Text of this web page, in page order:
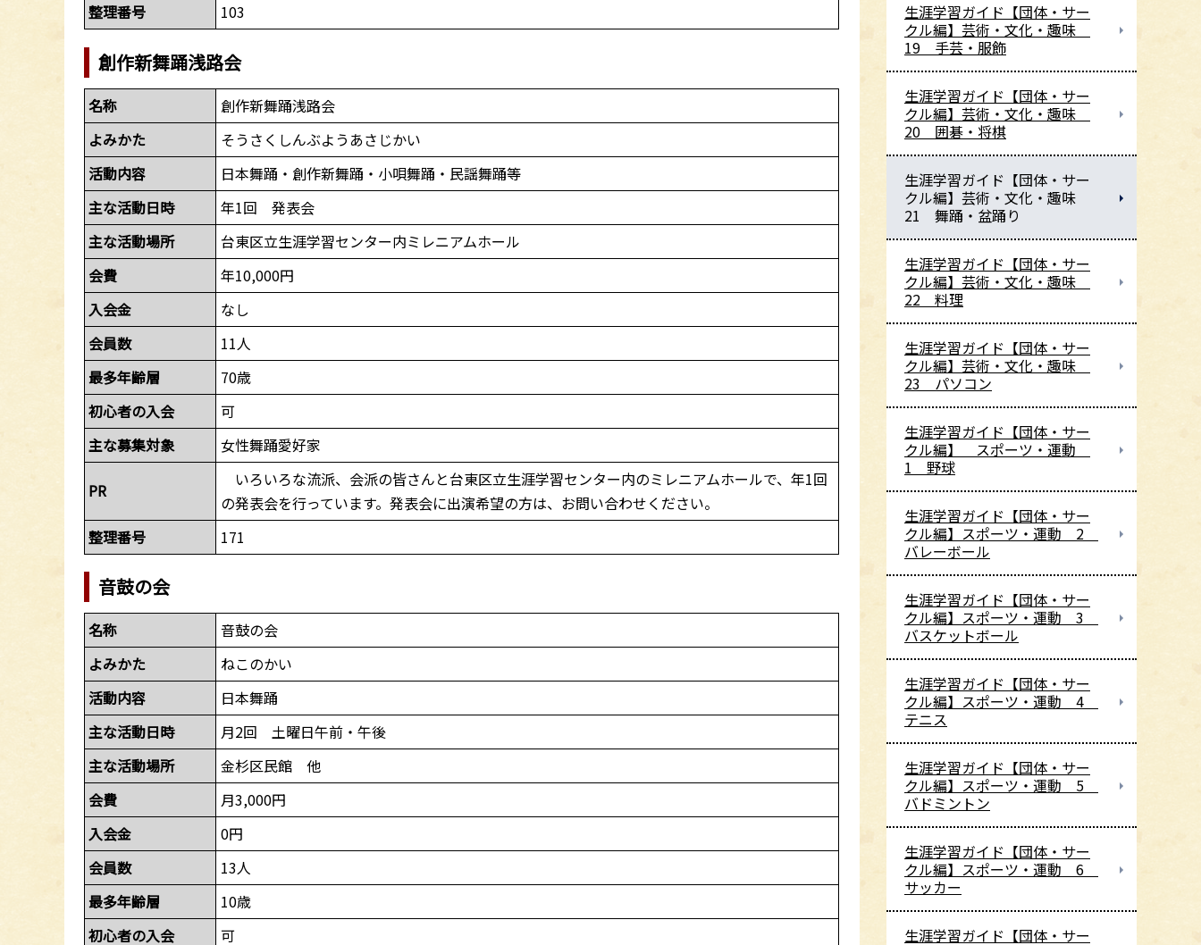
整理番号
103
創作新舞踊浅路会
名称
創作新舞踊浅路会
よみかた
そうさくしんぶようあさじかい
活動内容
日本舞踊・創作新舞踊・小唄舞踊・民謡舞踊等
主な活動日時
年1回 発表会
主な活動場所
台東区立生涯学習センター内ミレニアムホール
会費
年10,000円
入会金
なし
会員数
11人
最多年齢層
70歳
初心者の入会
可
主な募集対象
女性舞踊愛好家
PR
いろいろな流派、会派の皆さんと台東区立生涯学習センター内のミレニアムホールで、年1回
の発表会を行っています。発表会に出演希望の方は、お問い合わせください。
整理番号
171
音鼓の会
名称
音鼓の会
よみかた
ねこのかい
活動内容
日本舞踊
主な活動日時
月2回 土曜日午前・午後
主な活動場所
金杉区民館 他
会費
月3,000円
入会金
0円
会員数
13人
最多年齢層
10歳
初心者の入会
可
生涯学習ガイド【団体・サー
クル編】芸術・文化・趣味
19 手芸・服飾
生涯学習ガイド【団体・サー
クル編】芸術・文化・趣味
20 囲碁・将棋
生涯学習ガイド【団体・サー
クル編】芸術・文化・趣味
21 舞踊・盆踊り
生涯学習ガイド【団体・サー
クル編】芸術・文化・趣味
22 料理
生涯学習ガイド【団体・サー
クル編】芸術・文化・趣味
23 パソコン
生涯学習ガイド【団体・サー
クル編】 スポーツ・運動
1 野球
生涯学習ガイド【団体・サー
クル編】スポーツ・運動 2
バレーボール
生涯学習ガイド【団体・サー
クル編】スポーツ・運動 3
バスケットボール
生涯学習ガイド【団体・サー
クル編】スポーツ・運動 4
テニス
生涯学習ガイド【団体・サー
クル編】スポーツ・運動 5
バドミントン
生涯学習ガイド【団体・サー
クル編】スポーツ・運動 6
サッカー
生涯学習ガイド【団体・サー